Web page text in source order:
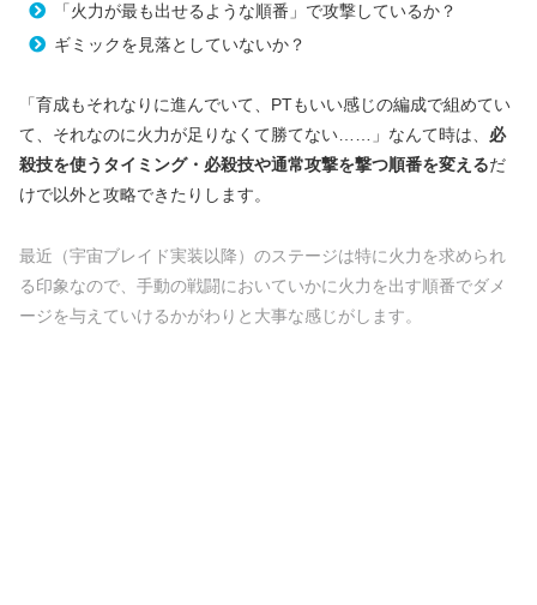
「火力が最も出せるような順番」で攻撃しているか？
ギミックを見落としていないか？
「育成もそれなりに進んでいて、PTもいい感じの編成で組めてい
て、それなのに火力が足りなくて勝てない……」なんて時は、 必
殺技を使うタイミング・必殺技や通常攻撃を撃つ順番を変えるだ
けで以外と攻略できたりします。
最近（宇宙ブレイド実装以降）のステージは特に火力を求められ
る印象なので、手動の戦闘においていかに火力を出す順番でダメ
ージを与えていけるかがわりと大事な感じがします。